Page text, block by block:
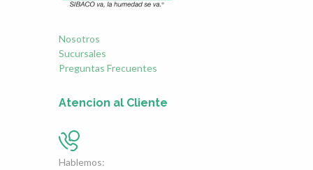
Nosotros
Sucursales
Preguntas Frecuentes
Atencion al Cliente
Hablemos: